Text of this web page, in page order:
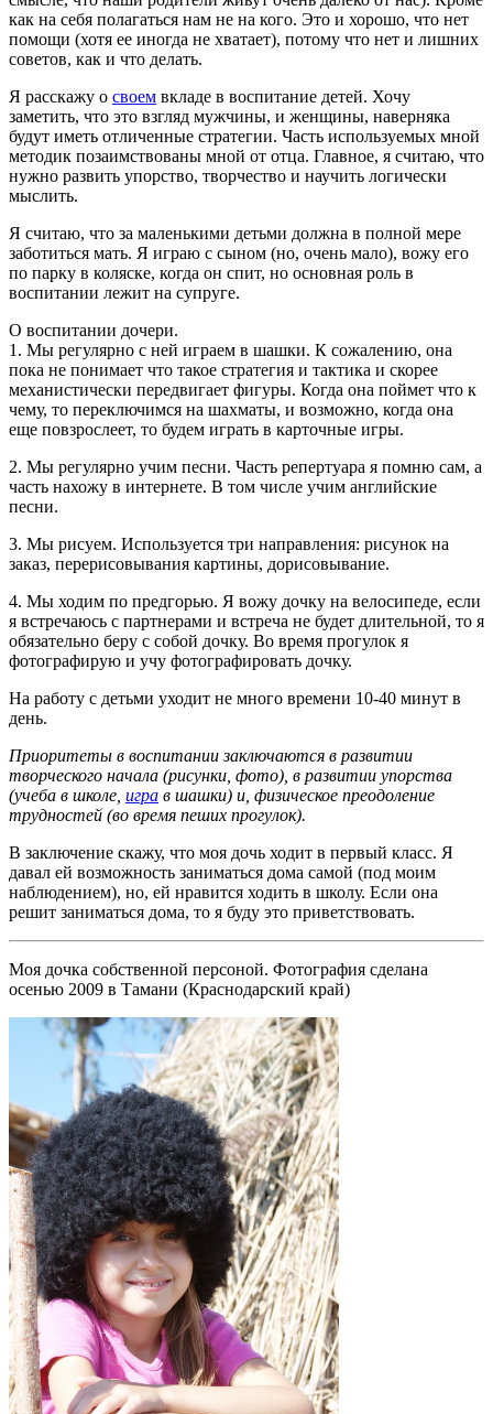
как на себя полагаться нам не на кого. Это и хорошо, что нет
помощи (хотя ее иногда не хватает), потому что нет и лишних
советов, как и что делать.
Я расскажу о своем вкладе в воспитание детей. Хочу
заметить, что это взгляд мужчины, и женщины, наверняка
будут иметь отличенные стратегии. Часть используемых мной
методик позаимствованы мной от отца. Главное, я считаю, что
нужно развить упорство, творчество и научить логически
мыслить.
Я считаю, что за маленькими детьми должна в полной мере
заботиться мать. Я играю с сыном (но, очень мало), вожу его
по парку в коляске, когда он спит, но основная роль в
воспитании лежит на супруге.
О воспитании дочери.
1. Мы регулярно с ней играем в шашки. К сожалению, она
пока не понимает что такое стратегия и тактика и скорее
механистически передвигает фигуры. Когда она поймет что к
чему, то переключимся на шахматы, и возможно, когда она
еще повзрослеет, то будем играть в карточные игры.
2. Мы регулярно учим песни. Часть репертуара я помню сам, а
часть нахожу в интернете. В том числе учим английские
песни.
3. Мы рисуем. Используется три направления: рисунок на
заказ, перерисовывания картины, дорисовывание.
4. Мы ходим по предгорью. Я вожу дочку на велосипеде, если
я встречаюсь с партнерами и встреча не будет длительной, то я
обязательно беру с собой дочку. Во время прогулок я
фотографирую и учу фотографировать дочку.
На работу с детьми уходит не много времени 10-40 минут в
день.
Приоритеты в воспитании заключаются в развитии
творческого начала (рисунки, фото), в развитии упорства
(учеба в школе, игра в шашки) и, физическое преодоление
трудностей (во время пеших прогулок).
В заключение скажу, что моя дочь ходит в первый класс. Я
давал ей возможность заниматься дома самой (под моим
наблюдением), но, ей нравится ходить в школу. Если она
решит заниматься дома, то я буду это приветствовать.
Моя дочка собственной персоной. Фотография сделана
осенью 2009 в Тамани (Краснодарский край)